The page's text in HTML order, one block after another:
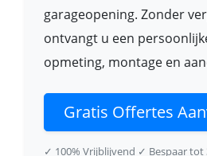
garageopening. Zonder
ontvangt u een
opmeting, montage en
Gratis Offertes
✓ 100% Vrijblijvend ✓ Bespaar tot